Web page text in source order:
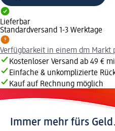
Lieferbar
Standardversand 1-3 Werktage
Verfügbarkeit in einem dm Markt
Kostenloser Versand ab 49 €
Einfache & unkomplizierte
Kauf auf Rechnung möglich
Immer mehr fürs Geld.